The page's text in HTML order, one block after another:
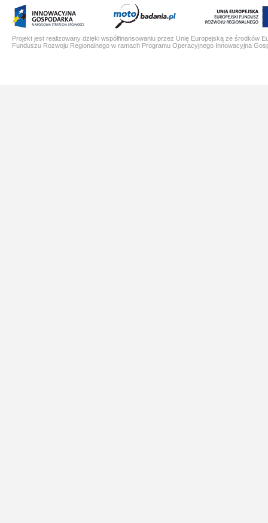
Projekt jest realizowany dzięki współfinansowaniu przez Unię Europejską ze środków
Funduszu Rozwoju Regionalnego w ramach Programu Operacyjnego Innowacyjna